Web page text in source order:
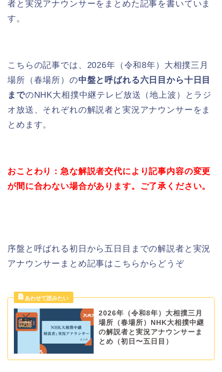
者と実況アナウンサーをまとめた記事を書いていま
す。
こちらの記事では、2026年（令和8年）大相撲三月
場所（春場所）の中盤と呼ばれる六日目から十日目
までのNHK大相撲中継テレビ放送（地上波）とラジ
オ放送、それぞれの解説者と実況アナウンサーをま
とめます。
おことわり：急な解説者交代により記事内容の変更
が間に合わない場合があります。ご了承ください。
序盤と呼ばれる初日から五日目までの解説者と実況
アナウンサーまとめ記事はこちらからどうぞ
2026年（令和8年）大相撲三月
場所（春場所）NHK大相撲中継
の解説者と実況アナウンサーま
とめ（初日〜五日目）